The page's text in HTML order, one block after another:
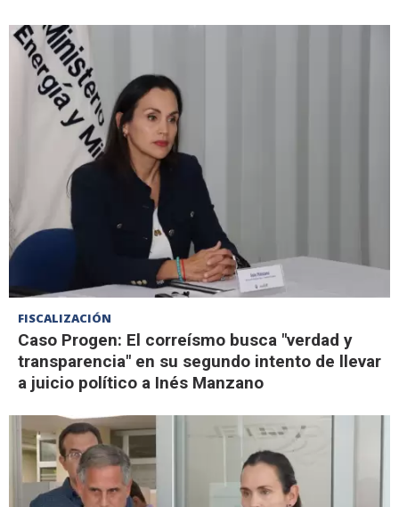
FISCALIZACIÓN
Caso Progen: El correísmo busca "verdad y
transparencia" en su segundo intento de llevar
a juicio político a Inés Manzano